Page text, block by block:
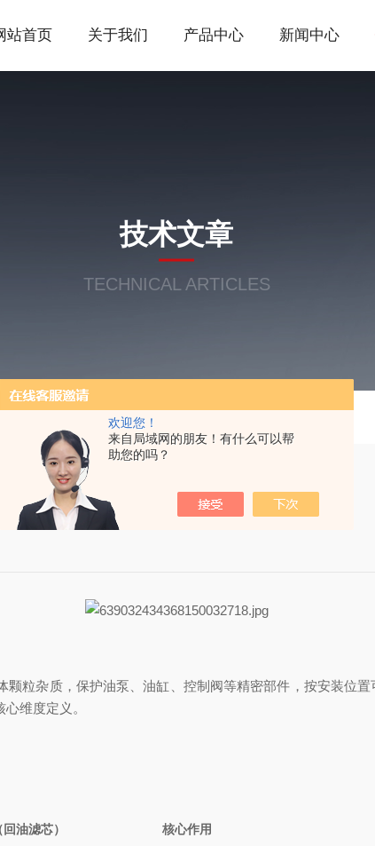
欢迎您！
来自局域网的朋友！有什么可以帮
助您的吗？
站首页 关于我们 产品中心 新闻中心
技术文章
TECHNICAL ARTICLES
颗粒杂质，保护油泵、油缸、控制阀等精密部件，按安装位置
心维度定义。
油滤芯） 核心作用